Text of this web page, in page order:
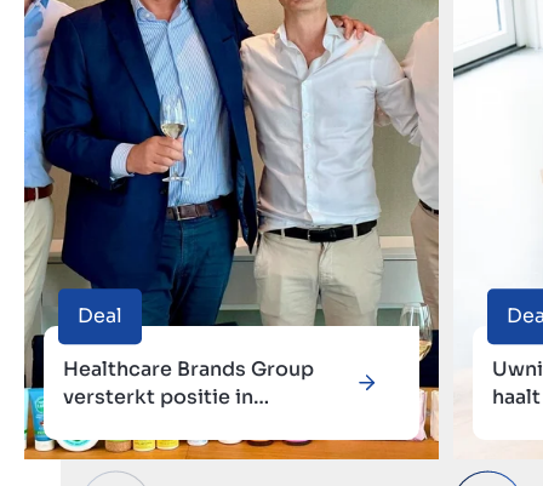
Deal
Healthcare Brands Group
versterkt positie in
overname van Orange-Sheep